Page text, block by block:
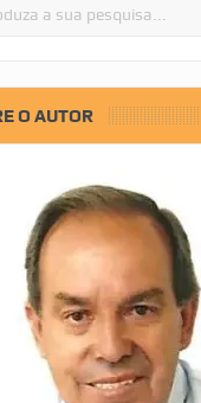
O AUTOR